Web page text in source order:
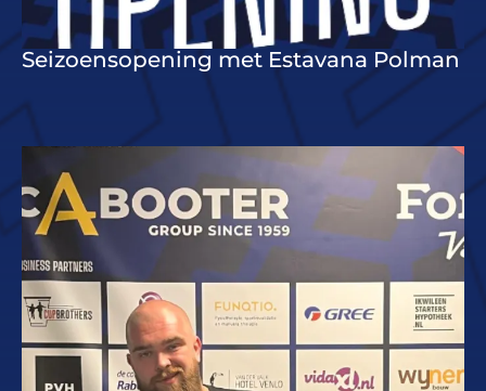
Seizoensopening met Estavana Polman